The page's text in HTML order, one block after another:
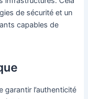
de sécurité et un
capables de
garantir l’authenticité